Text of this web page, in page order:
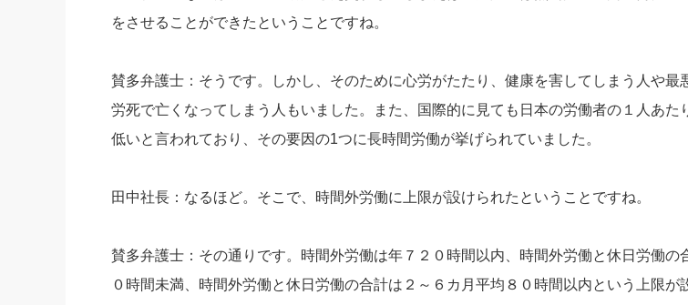
をさせることができたということですね。
賛多弁護士：そうです。しかし、そのために心労がたたり、健康を害してしまう人や最
労死で亡くなってしまう人もいました。また、国際的に見ても日本の労働者の１人あた
低いと言われており、その要因の1つに長時間労働が挙げられていました。
田中社長：なるほど。そこで、時間外労働に上限が設けられたということですね。
賛多弁護士：その通りです。時間外労働は年７２０時間以内、時間外労働と休日労働の
０時間未満、時間外労働と休日労働の合計は２～６カ月平均８０時間以内という上限が